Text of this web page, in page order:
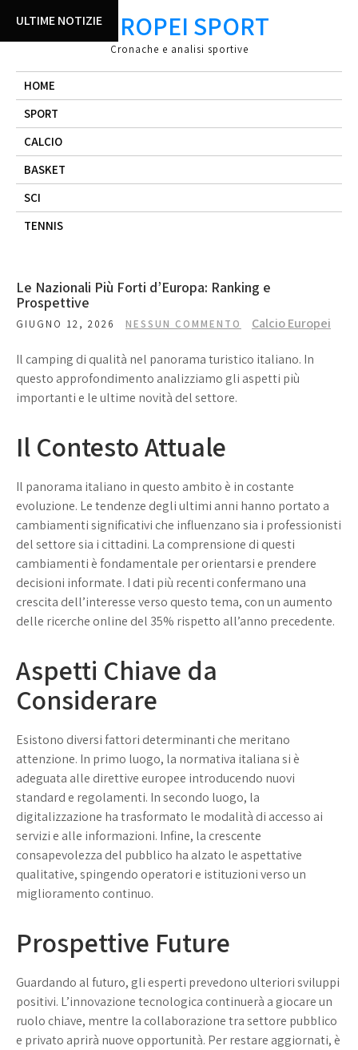
content
ULTIME NOTIZIEEUROPEI SPORT
Cronache e analisi sportive
HOME
SPORT
CALCIO
BASKET
SCI
TENNIS
Le Nazionali Più Forti d’Europa: Ranking e
Prospettive
GIUGNO 12, 2026 NESSUN COMMENTO Calcio Europei
Il camping di qualità nel panorama turistico italiano. In
questo approfondimento analizziamo gli aspetti più
importanti e le ultime novità del settore.
Il Contesto Attuale
Il panorama italiano in questo ambito è in costante
evoluzione. Le tendenze degli ultimi anni hanno portato a
cambiamenti significativi che influenzano sia i professionisti
del settore sia i cittadini. La comprensione di questi
cambiamenti è fondamentale per orientarsi e prendere
decisioni informate. I dati più recenti confermano una
crescita dell’interesse verso questo tema, con un aumento
delle ricerche online del 35% rispetto all’anno precedente.
Aspetti Chiave da
Considerare
Esistono diversi fattori determinanti che meritano
attenzione. In primo luogo, la normativa italiana si è
adeguata alle direttive europee introducendo nuovi
standard e regolamenti. In secondo luogo, la
digitalizzazione ha trasformato le modalità di accesso ai
servizi e alle informazioni. Infine, la crescente
consapevolezza del pubblico ha alzato le aspettative
qualitative, spingendo operatori e istituzioni verso un
miglioramento continuo.
Prospettive Future
Guardando al futuro, gli esperti prevedono ulteriori sviluppi
positivi. L’innovazione tecnologica continuerà a giocare un
ruolo chiave, mentre la collaborazione tra settore pubblico
e privato aprirà nuove opportunità. Per restare aggiornati, è